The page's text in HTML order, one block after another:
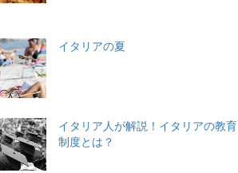
イタリアの夏
イタリア人が解説！イタリアの教育
制度とは？